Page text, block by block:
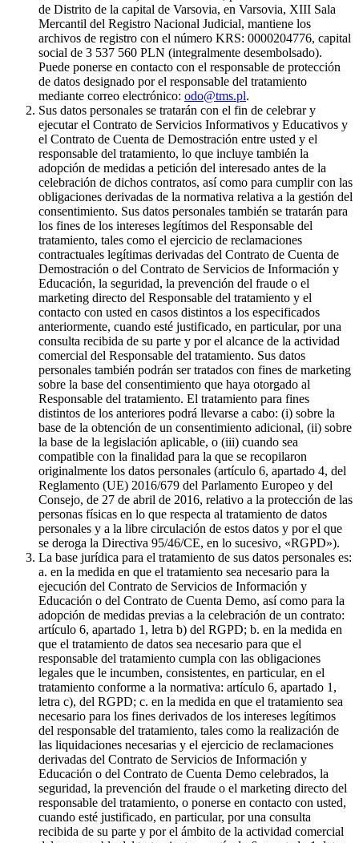
de Distrito de la capital de Varsovia, en Varsovia, XIII Sala
Mercantil del Registro Nacional Judicial, mantiene los
archivos de registro con el número KRS: 0000204776, capital
social de 3 537 560 PLN (integralmente desembolsado).
Puede ponerse en contacto con el responsable de protección
de datos designado por el responsable del tratamiento
mediante correo electrónico: odo@tms.pl.
Sus datos personales se tratarán con el fin de celebrar y
ejecutar el Contrato de Servicios Informativos y Educativos y
el Contrato de Cuenta de Demostración entre usted y el
responsable del tratamiento, lo que incluye también la
adopción de medidas a petición del interesado antes de la
celebración de dichos contratos, así como para cumplir con las
obligaciones derivadas de la normativa relativa a la gestión del
consentimiento. Sus datos personales también se tratarán para
los fines de los intereses legítimos del Responsable del
tratamiento, tales como el ejercicio de reclamaciones
contractuales legítimas derivadas del Contrato de Cuenta de
Demostración o del Contrato de Servicios de Información y
Educación, la seguridad, la prevención del fraude o el
marketing directo del Responsable del tratamiento y el
contacto con usted en casos distintos a los especificados
anteriormente, cuando esté justificado, en particular, por una
consulta recibida de su parte y por el alcance de la actividad
comercial del Responsable del tratamiento. Sus datos
personales también podrán ser tratados con fines de marketing
sobre la base del consentimiento que haya otorgado al
Responsable del tratamiento. El tratamiento para fines
distintos de los anteriores podrá llevarse a cabo: (i) sobre la
base de la obtención de un consentimiento adicional, (ii) sobre
la base de la legislación aplicable, o (iii) cuando sea
compatible con la finalidad para la que se recopilaron
originalmente los datos personales (artículo 6, apartado 4, del
Reglamento (UE) 2016/679 del Parlamento Europeo y del
Consejo, de 27 de abril de 2016, relativo a la protección de las
personas físicas en lo que respecta al tratamiento de datos
personales y a la libre circulación de estos datos y por el que
se deroga la Directiva 95/46/CE, en lo sucesivo, «RGPD»).
La base jurídica para el tratamiento de sus datos personales es:
a. en la medida en que el tratamiento sea necesario para la
ejecución del Contrato de Servicios de Información y
Educación o del Contrato de Cuenta Demo, así como para la
adopción de medidas previas a la celebración de un contrato:
artículo 6, apartado 1, letra b) del RGPD; b. en la medida en
que el tratamiento de datos sea necesario para que el
responsable del tratamiento cumpla con las obligaciones
legales que le incumben, consistentes, en particular, en el
tratamiento conforme a la normativa: artículo 6, apartado 1,
letra c), del RGPD; c. en la medida en que el tratamiento sea
necesario para los fines derivados de los intereses legítimos
del responsable del tratamiento, tales como la realización de
las liquidaciones necesarias y el ejercicio de reclamaciones
derivadas del Contrato de Servicios de Información y
Educación o del Contrato de Cuenta Demo celebrados, la
seguridad, la prevención del fraude o el marketing directo del
responsable del tratamiento, o ponerse en contacto con usted,
cuando esté justificado, en particular, por una consulta
recibida de su parte y por el ámbito de la actividad comercial